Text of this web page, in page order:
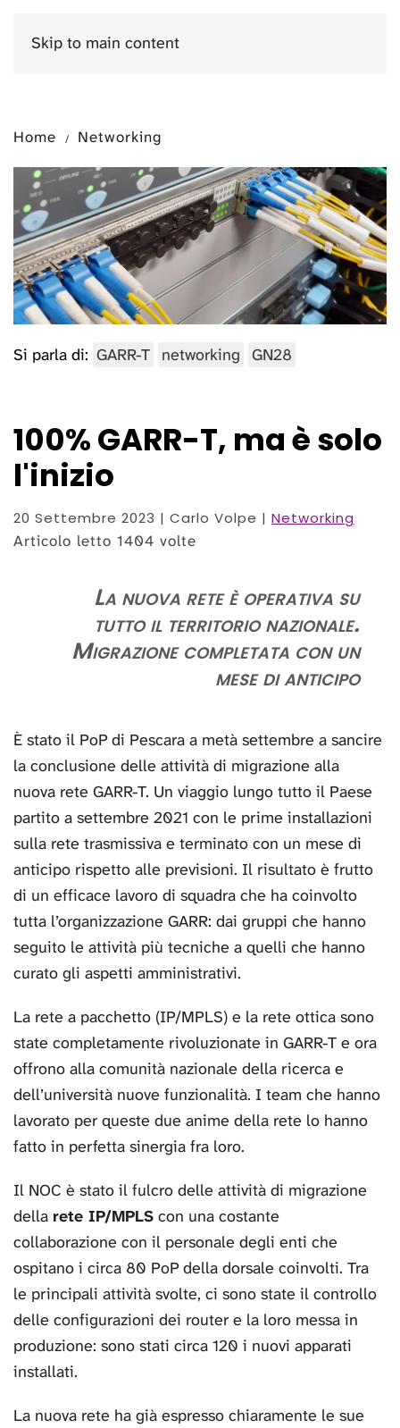
Skip to main content
Home Networking
Si parla di: GARR-T networking GN28
100% GARR-T, ma è solo
l'inizio
20 Settembre 2023 | Carlo Volpe | Networking
Articolo letto 1404 volte
La nuova rete è operativa su
tutto il territorio nazionale.
Migrazione completata con un
mese di anticipo
È stato il PoP di Pescara a metà settembre a sancire
la conclusione delle attività di migrazione alla
nuova rete GARR-T. Un viaggio lungo tutto il Paese
partito a settembre 2021 con le prime installazioni
sulla rete trasmissiva e terminato con un mese di
anticipo rispetto alle previsioni. Il risultato è frutto
di un efficace lavoro di squadra che ha coinvolto
tutta l’organizzazione GARR: dai gruppi che hanno
seguito le attività più tecniche a quelli che hanno
curato gli aspetti amministrativi.
La rete a pacchetto (IP/MPLS) e la rete ottica sono
state completamente rivoluzionate in GARR-T e ora
offrono alla comunità nazionale della ricerca e
dell’università nuove funzionalità. I team che hanno
lavorato per queste due anime della rete lo hanno
fatto in perfetta sinergia fra loro.
Il NOC è stato il fulcro delle attività di migrazione
della rete IP/MPLS con una costante
collaborazione con il personale degli enti che
ospitano i circa 80 PoP della dorsale coinvolti. Tra
le principali attività svolte, ci sono state il controllo
delle configurazioni dei router e la loro messa in
produzione: sono stati circa 120 i nuovi apparati
installati.
La nuova rete ha già espresso chiaramente le sue